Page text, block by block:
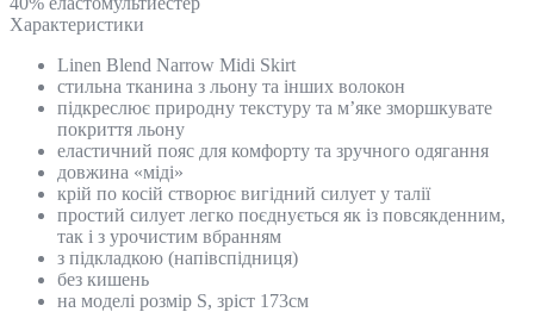
Характеристики
Linen Blend Narrow Midi Skirt
стильна тканина з льону та інших волокон
підкреслює природну текстуру та м’яке зморшкувате
покриття льону
еластичний пояс для комфорту та зручного одягання
довжина «міді»
крій по косій створює вигідний силует у талії
простий силует легко поєднується як із повсякденним,
так і з урочистим вбранням
з підкладкою (напівспідниця)
без кишень
на моделі розмір S, зріст 173см